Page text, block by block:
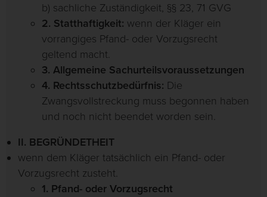
b) sachliche Zuständigkeit, §§ 23, 71 GVG
2. Statthaftigkeit: wenn der Kläger ein
vorrangiges Pfand- oder Vorzugsrecht
geltend macht.
3. Allgemeine Sachurteilsvoraussetzungen
4. Rechtsschutzbedürfnis: Die
Zwangsvollstreckung muss begonnen haben
und noch nicht beendet worden sein.
II. BEGRÜNDETHEIT
wenn dem Kläger tatsächlich ein Pfand- oder
Vorzugsrecht zusteht.
1. Pfand- oder Vorzugsrecht